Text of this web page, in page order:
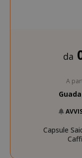
da
A
Capsule